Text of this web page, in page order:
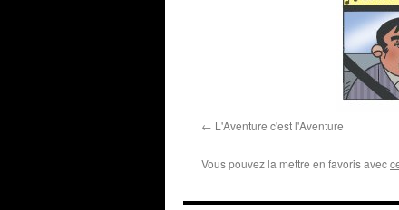
L'Aventure c'est l'Aventure
Vous pouvez la mettre en favoris avec